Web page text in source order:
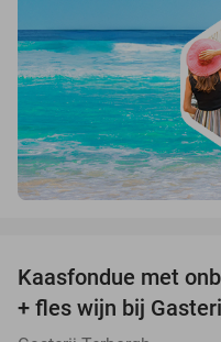
Kaasfondue met
+ fles wijn bij